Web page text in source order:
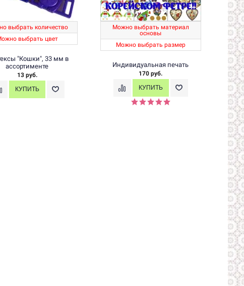
выбрать количество
выбрать цвет
"Кошки", 33 мм в
ассортименте
13 руб.
Можно выбрать материал
основы
Можно выбрать размер
Индивидуальная печать
170 руб.